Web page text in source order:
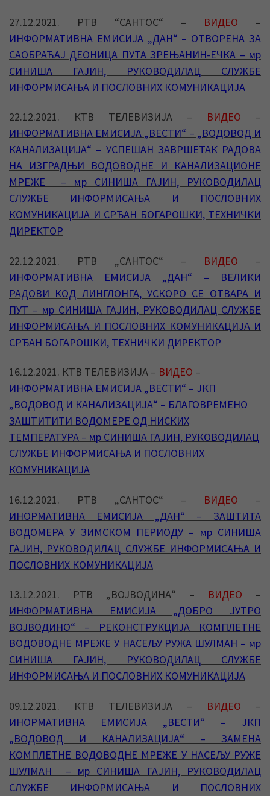
27.12.2021. РТВ “САНТОС“ – ВИДЕО –
ИНФОРМАТИВНА ЕМИСИЈА „ДАН“ – ОТВОРЕНА ЗА
САОБРАЋАЈ ДЕОНИЦА ПУТА ЗРЕЊАНИН-ЕЧКА – мр
СИНИША ГАЈИН, РУКОВОДИЛАЦ СЛУЖБЕ
ИНФОРМИСАЊА И ПОСЛОВНИХ КОМУНИКАЦИЈА
22.12.2021. КТВ ТЕЛЕВИЗИЈА – ВИДЕО –
ИНФОРМАТИВНА ЕМИСИЈА „ВЕСТИ“ – „ВОДОВОД И
КАНАЛИЗАЦИЈА“ – УСПЕШАН ЗАВРШЕТАК РАДОВА
НА ИЗГРАДЊИ ВОДОВОДНЕ И КАНАЛИЗАЦИОНЕ
МРЕЖЕ – мр СИНИША ГАЈИН, РУКОВОДИЛАЦ
СЛУЖБЕ ИНФОРМИСАЊА И ПОСЛОВНИХ
КОМУНИКАЦИЈА И СРЂАН БОГАРОШКИ, ТЕХНИЧКИ
ДИРЕКТОР
22.12.2021. РТВ „САНТОС“ – ВИДЕО –
ИНФОРМАТИВНА ЕМИСИЈА „ДАН“ – ВЕЛИКИ
РАДОВИ КОД ЛИНГЛОНГА, УСКОРО СЕ ОТВАРА И
ПУТ – мр СИНИША ГАЈИН, РУКОВОДИЛАЦ СЛУЖБЕ
ИНФОРМИСАЊА И ПОСЛОВНИХ КОМУНИКАЦИЈА И
СРЂАН БОГАРОШКИ, ТЕХНИЧКИ ДИРЕКТОР
16.12.2021. КТВ ТЕЛЕВИЗИЈА – ВИДЕО –
ИНФОРМАТИВНА ЕМИСИЈА „ВЕСТИ“ – ЈКП
„ВОДОВОД И КАНАЛИЗАЦИЈА“ – БЛАГОВРЕМЕНО
ЗАШТИТИТИ ВОДОМЕРЕ ОД НИСКИХ
ТЕМПЕРАТУРА – мр СИНИША ГАЈИН, РУКОВОДИЛАЦ
СЛУЖБЕ ИНФОРМИСАЊА И ПОСЛОВНИХ
КОМУНИКАЦИЈА
16.12.2021. РТВ „САНТОС“ – ВИДЕО –
ИНОРМАТИВНА ЕМИСИЈА „ДАН“ – ЗАШТИТА
ВОДОМЕРА У ЗИМСКОМ ПЕРИОДУ – мр СИНИША
ГАЈИН, РУКОВОДИЛАЦ СЛУЖБЕ ИНФОРМИСАЊА И
ПОСЛОВНИХ КОМУНИКАЦИЈА
13.12.2021. РТВ „ВОЈВОДИНА“ – ВИДЕО –
ИНФОРМАТИВНА ЕМИСИЈА „ДОБРО ЈУТРО
ВОЈВОДИНО“ – РЕКОНСТРУКЦИЈА КОМПЛЕТНЕ
ВОДОВОДНЕ МРЕЖЕ У НАСЕЉУ РУЖА ШУЛМАН – мр
СИНИША ГАЈИН, РУКОВОДИЛАЦ СЛУЖБЕ
ИНФОРМИСАЊА И ПОСЛОВНИХ КОМУНИКАЦИЈА
09.12.2021. КТВ ТЕЛЕВИЗИЈА – ВИДЕО –
ИНОРМАТИВНА ЕМИСИЈА „ВЕСТИ“ – ЈКП
„ВОДОВОД И КАНАЛИЗАЦИЈА“ – ЗАМЕНА
КОМПЛЕТНЕ ВОДОВОДНЕ МРЕЖЕ У НАСЕЉУ РУЖЕ
ШУЛМАН – мр СИНИША ГАЈИН, РУКОВОДИЛАЦ
СЛУЖБЕ ИНФОРМИСАЊА И ПОСЛОВНИХ